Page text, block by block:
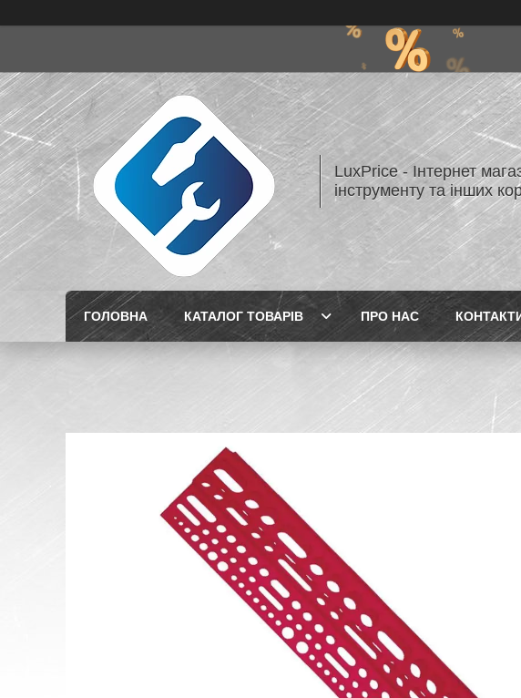
LuxPrice - Інтернет
інструменту та інших
ГОЛОВНА КАТАЛОГ ТОВАРІВ ПРО НАС